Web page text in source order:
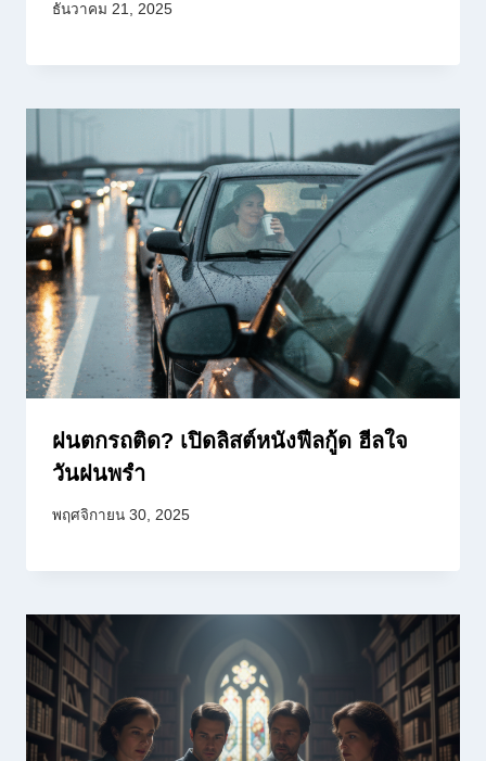
ธันวาคม 21, 2025
ฝนตกรถติด? เปิดลิสต์หนังฟีลกู้ด ฮีลใจ
วันฝนพรำ
พฤศจิกายน 30, 2025